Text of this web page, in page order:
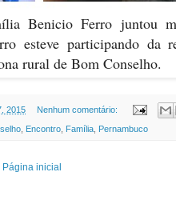
Benicio Ferro juntou
esteve participando
rural de Bom Conselho.
2015 Nenhum comentário:
Encontro Família Pernambuco
Página inicial